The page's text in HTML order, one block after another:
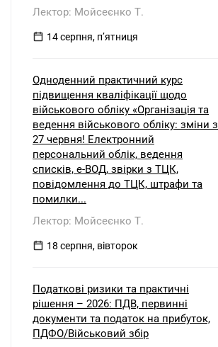
Лектор: Мойсеєнко Т.
14 серпня, пʼятниця
Одноденний практичний курс
підвищення кваліфікації щодо
військового обліку «Організація та
ведення військового обліку: зміни з
27 червня! Електронний
персональний облік, ведення
списків, е-ВОД, звірки з ТЦК,
повідомлення до ТЦК, штрафи та
помилки...
Лектор: Мойсеєнко Т.
18 серпня, вівторок
Податкові ризики та практичні
рішення – 2026: ПДВ, первинні
документи та податок на прибуток,
ПДФО/Військовий збір